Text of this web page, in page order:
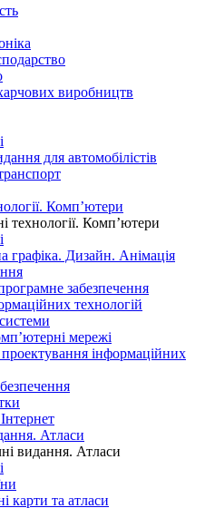
виробництв
для автомобілістів
Комп’ютери
технології. Комп’ютери
графіка. Дизайн. Анімація
забезпечення
технологій
мережі
інформаційних
Атласи
видання. Атласи
карти та атласи